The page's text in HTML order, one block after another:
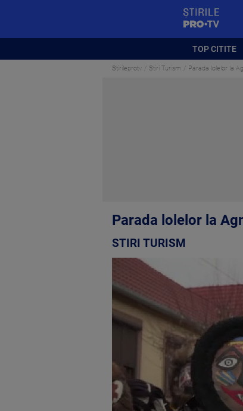
TOP CITITE
Stirileprotv Stiri Turism Parada lolelor la
Parada lolelor la
STIRI TURISM